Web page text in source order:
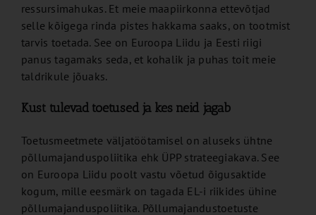
ressursimahukas. Et meie maapiirkonna ettevõtjad
selle kõigega rinda pistes hakkama saaks, on tootmist
tarvis toetada. See on Euroopa Liidu ja Eesti riigi
panus tagamaks seda, et kohalik ja puhas toit meie
taldrikule jõuaks.
Kust tulevad toetused ja kes neid jagab
Toetusmeetmete väljatöötamisel on aluseks ühtne
põllumajanduspoliitika ehk ÜPP strateegiakava. See
on Euroopa Liidu poolt vastu võetud õigusaktide
kogum, mille eesmärk on tagada EL-i riikides ühine
põllumajanduspoliitika. Põllumajandustoetuste